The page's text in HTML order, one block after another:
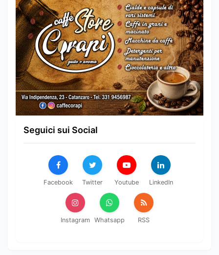
Seguici sui Social
Facebook Twitter Youtube LinkedIn
Instagram Whatsapp RSS